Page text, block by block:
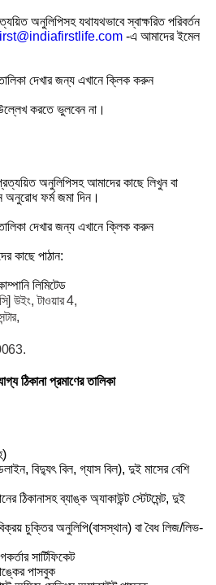
অনুলিপিসহ যথাযথভাবে স্বাক্ষরিত পরিবর্তন
-এ আমাদের ইমেল
দেখার জন্য এখানে ক্লিক করুন
করতে ভুলবেন না।
অনুলিপিসহ আমাদের কাছে লিখুন বা
অনুরোধ ফর্ম জমা দিন।
দেখার জন্য এখানে ক্লিক করুন
কাছে পাঠান:
লিমিটেড
উইং, টাওয়ার 4,
ঠিকানা প্রমাণের তালিকা
বিদ্যুৎ বিল, গ্যাস বিল), দুই মাসের বেশি
ঠিকানাসহ ব্যাঙ্ক অ্যাকাউন্ট স্টেটমেন্ট, দুই
চুক্তির অনুলিপি(বাসস্থান) বা বৈধ লিজ/লিভ-
সার্টিফিকেট
পাসবুক